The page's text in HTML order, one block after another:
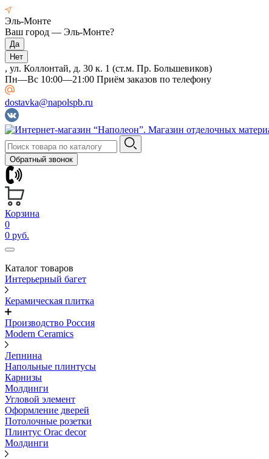
Эль-Монте
Ваш город — Эль-Монте?
, ул. Коллонтай, д. 30 к. 1 (ст.м. Пр. Большевиков)
Пн—Вс 10:00—21:00 Приём заказов по телефону
dostavka@napolspb.ru
Обратный звонок
Корзина
0
0 руб.
Каталог товаров
Интерьерный багет
Керамическая плитка
Производство Россия
Modern Ceramics
Лепнина
Напольные плинтусы
Карнизы
Молдинги
Угловой элемент
Оформление дверей
Потолочные розетки
Плинтус Orac decor
Молдинги